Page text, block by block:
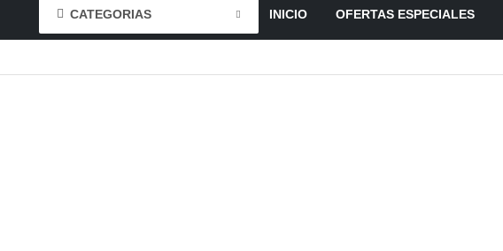
CATEGORIAS INICIO OFERTAS ESPECIALES